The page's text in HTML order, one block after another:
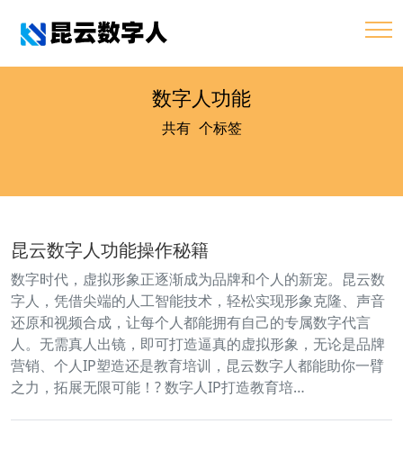
数字人功能
共有1 个标签
昆云数字人功能操作秘籍
数字时代，虚拟形象正逐渐成为品牌和个人的新宠。昆云数
字人，凭借尖端的人工智能技术，轻松实现形象克隆、声音
还原和视频合成，让每个人都能拥有自己的专属数字代言
人。无需真人出镜，即可打造逼真的虚拟形象，无论是品牌
营销、个人IP塑造还是教育培训，昆云数字人都能助你一臂
之力，拓展无限可能！? 数字人IP打造教育培…